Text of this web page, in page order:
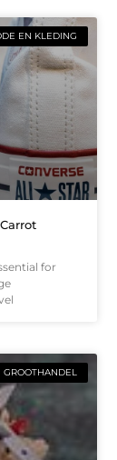
EN KLEDING
for
GROOTHANDEL